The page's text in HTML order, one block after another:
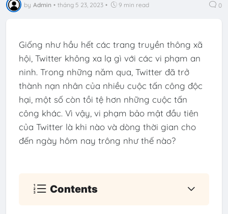
by Admin • tháng 5 23, 2023 • 9 min read 0
Giống như hầu hết các trang truyền thông xã
hội, Twitter không xa lạ gì với các vi phạm an
ninh. Trong những năm qua, Twitter đã trở
thành nạn nhân của nhiều cuộc tấn công độc
hại, một số còn tồi tệ hơn những cuộc tấn
công khác. Vì vậy, vi phạm bảo mật đầu tiên
của Twitter là khi nào và dòng thời gian cho
đến ngày hôm nay trông như thế nào?
Contents